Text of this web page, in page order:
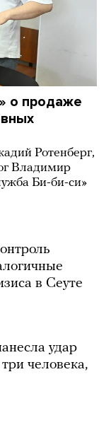
о продаже
Ротенберг,
Владимир
Би-би-си»
в Сеуте
удар
человека,